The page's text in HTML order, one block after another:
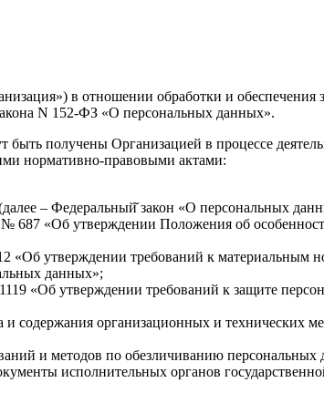
в отношении обработки и
N 152-ФЗ «О персональных данных».
получены Организацией в процессе
нормативно-правовыми актами:
– Федеральный̆ закон «О персональных
687 «Об утверждении Положения об
«Об утверждении требований к материальным
данных»;
«Об утверждении требований к защите
организационных и технических
и методов по обезличиванию персональных
исполнительных органов